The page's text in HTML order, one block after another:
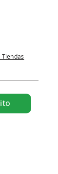
Tiendas